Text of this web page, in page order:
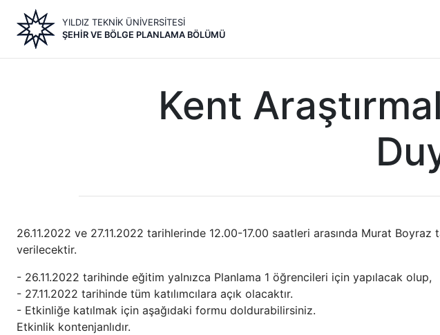
içeriğe
YILDIZ TEKNİK ÜNİVERSİTESİ
ŞEHIR VE BÖLGE PLANLAMA BÖLÜMÜ
Kent
26.11.2022 ve 27.11.2022 tarihlerinde 12.00-17.00 saatleri arasında Murat
verilecektir.
- 26.11.2022 tarihinde eğitim yalnızca Planlama 1 öğrencileri için yapılacak olup,
- 27.11.2022 tarihinde tüm katılımcılara açık olacaktır.
- Etkinliğe katılmak için aşağıdaki formu doldurabilirsiniz.
Etkinlik kontenjanlıdır.